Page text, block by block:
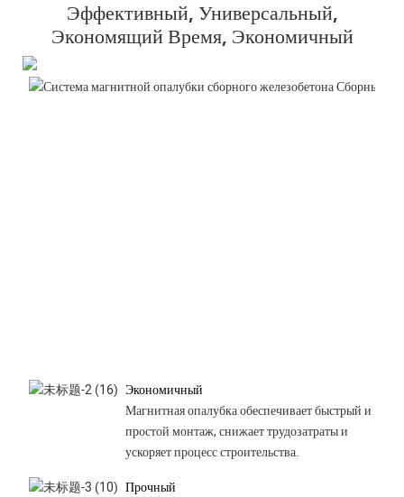
Эффективный, Универсальный,
Экономящий Время, Экономичный
Экономичный
Магнитная опалубка обеспечивает быстрый и
простой монтаж, снижает трудозатраты и
ускоряет процесс строительства.
Прочный